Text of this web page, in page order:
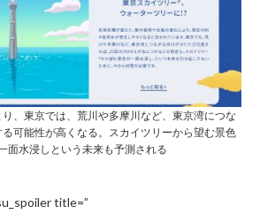
、東京では、荒川や多摩川など、東京湾につな
可能性が高くなる。スカイツリーから望む景色
面水浸しという未来も予測される
title=”